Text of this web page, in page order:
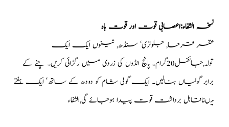
نسخہ الشفاء:اعصابی قوت اور قوت باہ
عقر قرحا, جلوتری‘ سنڈھ, تینوں ایک ایک
تولہ,جائفل20گرام۔ پانچ انڈوں کی زردی میں رگڑائی کریں۔ چنے کے
برابر گولیاں بنالیں۔ ایک گولی شام کو دودھ کے ساتھ‘ ایک ہفتے
میںناقابل برداشت قوت پیدا ہوجائے گی,الشفاء